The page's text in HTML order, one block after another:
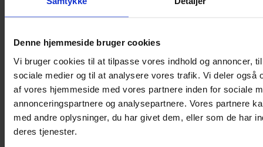
Denne hjemmeside bruger cookies
Vi bruger cookies til at tilpasse vores indhold og annoncer,
sociale medier og til at analysere vores trafik. Vi deler også
af vores hjemmeside med vores partnere inden for sociale
annonceringspartnere og analysepartnere. Vores partnere
med andre oplysninger, du har givet dem, eller som de har
deres tjenester.